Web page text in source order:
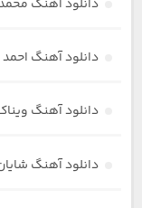
دانلود آهنگ
دانلود آهنگ
دانلود آهنگ
دانلود آهنگ شایان